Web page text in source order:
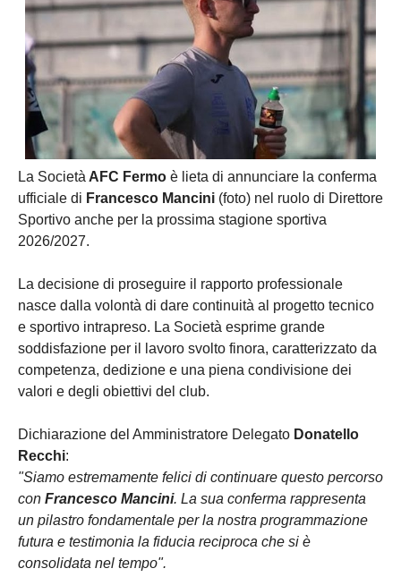
La Società AFC Fermo è lieta di annunciare la conferma
ufficiale di Francesco Mancini (foto) nel ruolo di Direttore
Sportivo anche per la prossima stagione sportiva
2026/2027.
La decisione di proseguire il rapporto professionale
nasce dalla volontà di dare continuità al progetto tecnico
e sportivo intrapreso. La Società esprime grande
soddisfazione per il lavoro svolto finora, caratterizzato da
competenza, dedizione e una piena condivisione dei
valori e degli obiettivi del club.
Dichiarazione del Amministratore Delegato Donatello
Recchi:
"Siamo estremamente felici di continuare questo percorso
con Francesco Mancini. La sua conferma rappresenta
un pilastro fondamentale per la nostra programmazione
futura e testimonia la fiducia reciproca che si è
consolidata nel tempo".